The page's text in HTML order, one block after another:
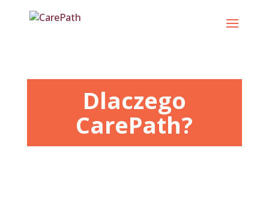
Dlaczego
CarePath?